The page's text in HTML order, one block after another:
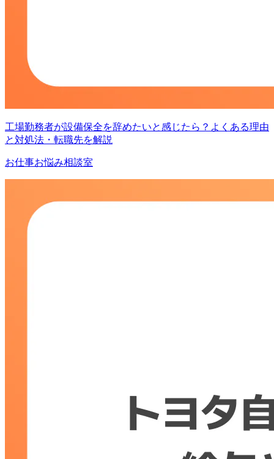
工場勤務者が設備保全を辞めたいと感じたら？よくある理由
と対処法・転職先を解説
お仕事お悩み相談室